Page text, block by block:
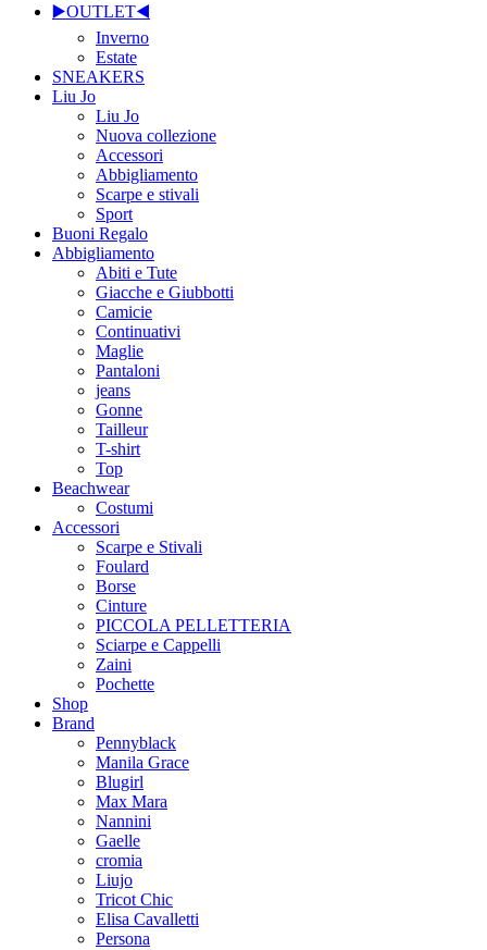
▶️OUTLET◀️
Inverno
Estate
SNEAKERS
Liu Jo
Liu Jo
Nuova collezione
Accessori
Abbigliamento
Scarpe e stivali
Sport
Buoni Regalo
Abbigliamento
Abiti e Tute
Giacche e Giubbotti
Camicie
Continuativi
Maglie
Pantaloni
jeans
Gonne
Tailleur
T-shirt
Top
Beachwear
Costumi
Accessori
Scarpe e Stivali
Foulard
Borse
Cinture
PICCOLA PELLETTERIA
Sciarpe e Cappelli
Zaini
Pochette
Shop
Brand
Pennyblack
Manila Grace
Blugirl
Max Mara
Nannini
Gaelle
cromia
Liujo
Tricot Chic
Elisa Cavalletti
Persona